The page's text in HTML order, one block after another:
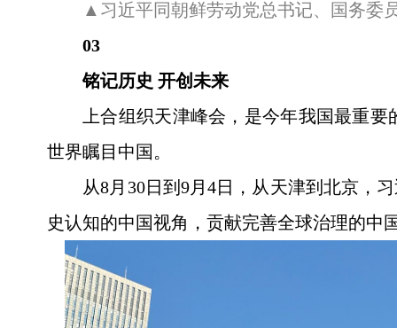
▲习近平同朝鲜劳动党总书记、国务委
03
铭记历史 开创未来
上合组织天津峰会，是今年我国最重
世界瞩目中国。
从8月30日到9月4日，从天津到北京，
史认知的中国视角，贡献完善全球治理的中